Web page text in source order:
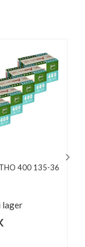
400 135-36
lager